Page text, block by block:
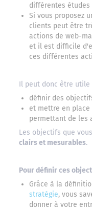
différentes
Si vous proposez
clients peut être
actions de web-
et il est difficile
ces différentes
Il peut donc être
définir des
et mettre en
permettant de les
Les objectifs que
clairs et mesurables.
Pour définir ces
Grâce à la
stratégie, vous
donner à votre